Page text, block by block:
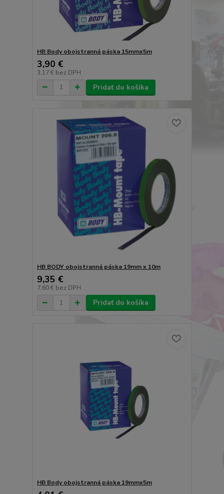
HB Body obojstranná páska 15mmx5m
3,90 €
3,17 € bez DPH
Pridať do košíka
HB BODY obojstranná páska 19mm x 10m
9,35 €
7,60 € bez DPH
Pridať do košíka
HB Body obojstranná páska 19mmx5m